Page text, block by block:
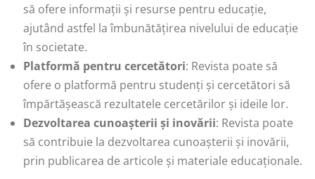
să ofere informații și resurse pentru educație,
ajutând astfel la îmbunătățirea nivelului de educație
în societate.
Platformă pentru cercetători: Revista poate să
ofere o platformă pentru studenți și cercetători să
împărtășească rezultatele cercetărilor și ideile lor.
Dezvoltarea cunoașterii și inovării: Revista poate
să contribuie la dezvoltarea cunoașterii și inovării,
prin publicarea de articole și materiale educaționale.